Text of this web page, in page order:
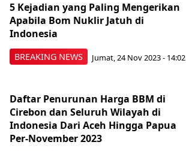
BREAKING NEWS
5 Kejadian yang Paling Mengerikan
Apabila Bom Nuklir Jatuh di
Indonesia
Jumat, 24 Nov 2023 - 14:02
Daftar Penurunan Harga BBM di
Cirebon dan Seluruh Wilayah di
Indonesia Dari Aceh Hingga Papua
Per-November 2023